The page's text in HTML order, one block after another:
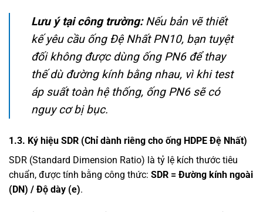
Lưu ý tại công trường:Nếu bản vẽ thiết
kế yêu cầu ống Đệ Nhất PN10, bạn tuyệt
đối không được dùng ống PN6 để thay
thế dù đường kính bằng nhau, vì khi test
áp suất toàn hệ thống, ống PN6 sẽ có
nguy cơ bị bục.
1.3. Ký hiệu SDR (Chỉ dành riêng cho ống HDPE Đệ Nhất)
SDR (Standard Dimension Ratio) là tỷ lệ kích thước tiêu
chuẩn, được tính bằng công thức: SDR = Đường kính ngoài
(DN) / Độ dày (e).